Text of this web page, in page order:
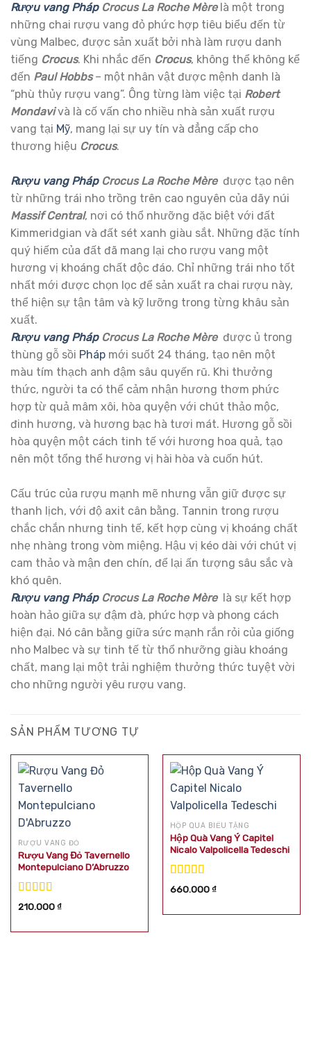
Rượu vang PhápCrocus La Roche Mèrelà một trong
những chai rượu vang đỏ phức hợp tiêu biểu đến từ
vùng Malbec, được sản xuất bởi nhà làm rượu danh
tiếng Crocus. Khi nhắc đến Crocus, không thể không kể
đến Paul Hobbs– một nhân vật được mệnh danh là
“phù thủy rượu vang”. Ông từng làm việc tại Robert
Mondavivà là cố vấn cho nhiều nhà sản xuất rượu
vang tại Mỹ, mang lại sự uy tín và đẳng cấp cho
thương hiệu Crocus.
Rượu vang PhápCrocus La Roche Mèređược tạo nên
từ những trái nho trồng trên cao nguyên của dãy núi
Massif Central, nơi có thổ nhưỡng đặc biệt với đất
Kimmeridgian và đất sét xanh giàu sắt. Những đặc tính
quý hiếm của đất đã mang lại cho rượu vang một
hương vị khoáng chất độc đáo. Chỉ những trái nho tốt
nhất mới được chọn lọc để sản xuất ra chai rượu này,
thể hiện sự tận tâm và kỹ lưỡng trong từng khâu sản
xuất.
Rượu vang PhápCrocus La Roche Mèređược ủ trong
thùng gỗ sồi Pháp mới suốt 24 tháng, tạo nên một
màu tím thạch anh đậm sâu quyến rũ. Khi thưởng
thức, người ta có thể cảm nhận hương thơm phức
hợp từ quả mâm xôi, hòa quyện với chút thảo mộc,
đinh hương, và hương bạc hà tươi mát. Hương gỗ sồi
hòa quyện một cách tinh tế với hương hoa quả, tạo
nên một tổng thể hương vị hài hòa và cuốn hút.
Cấu trúc của rượu mạnh mẽ nhưng vẫn giữ được sự
thanh lịch, với độ axit cân bằng. Tannin trong rượu
chắc chắn nhưng tinh tế, kết hợp cùng vị khoáng chất
nhẹ nhàng trong vòm miệng. Hậu vị kéo dài với chút vị
cam thảo và mận đen chín, để lại ấn tượng sâu sắc và
khó quên.
Rượu vang PhápCrocus La Roche Mèrelà sự kết hợp
hoàn hảo giữa sự đậm đà, phức hợp và phong cách
hiện đại. Nó cân bằng giữa sức mạnh rắn rỏi của giống
nho Malbec và sự tinh tế từ thổ nhưỡng giàu khoáng
chất, mang lại một trải nghiệm thưởng thức tuyệt vời
cho những người yêu rượu vang.
SẢN PHẨM TƯƠNG TỰ
RƯỢU VANG ĐỎ
Rượu Vang Đỏ Tavernello
Montepulciano D’Abruzzo
Được xếp
210.000₫
HỘP QUÀ BIẾU TẶNG
Hộp Quà Vang Ý Capitel
Nicalo Valpolicella Tedeschi
Được xếp
660.000₫